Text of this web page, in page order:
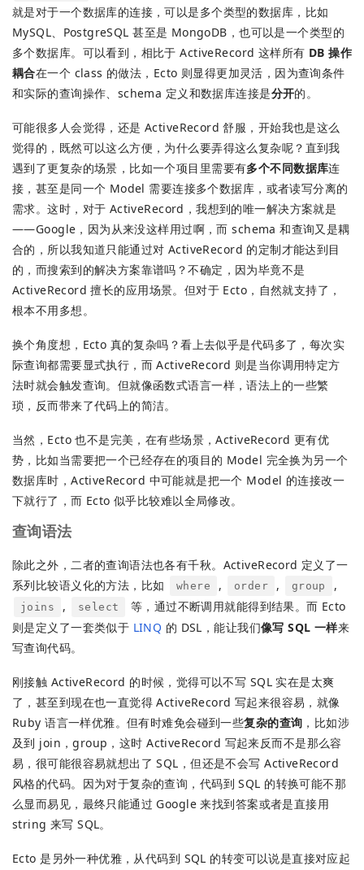
就是对于一个数据库的连接，可以是多个类型的数据库，比如
MySQL、PostgreSQL 甚至是 MongoDB，也可以是一个类型的
多个数据库。可以看到，相比于 ActiveRecord 这样所有 DB 操作
耦合在一个 class 的做法，Ecto 则显得更加灵活，因为查询条件
和实际的查询操作、schema 定义和数据库连接是分开的。
可能很多人会觉得，还是 ActiveRecord 舒服，开始我也是这么
觉得的，既然可以这么方便，为什么要弄得这么复杂呢？直到我
遇到了更复杂的场景，比如一个项目里需要有多个不同数据库连
接，甚至是同一个 Model 需要连接多个数据库，或者读写分离的
需求。这时，对于 ActiveRecord，我想到的唯一解决方案就是
——Google，因为从来没这样用过啊，而 schema 和查询又是耦
合的，所以我知道只能通过对 ActiveRecord 的定制才能达到目
的，而搜索到的解决方案靠谱吗？不确定，因为毕竟不是
ActiveRecord 擅长的应用场景。但对于 Ecto，自然就支持了，
根本不用多想。
换个角度想，Ecto 真的复杂吗？看上去似乎是代码多了，每次实
际查询都需要显式执行，而 ActiveRecord 则是当你调用特定方
法时就会触发查询。但就像函数式语言一样，语法上的一些繁
琐，反而带来了代码上的简洁。
当然，Ecto 也不是完美，在有些场景，ActiveRecord 更有优
势，比如当需要把一个已经存在的项目的 Model 完全换为另一个
数据库时，ActiveRecord 中可能就是把一个 Model 的连接改一
下就行了，而 Ecto 似乎比较难以全局修改。
查询语法
除此之外，二者的查询语法也各有千秋。ActiveRecord 定义了一
系列比较语义化的方法，比如
where , order , group ,
joins , select
等，通过不断调用就能得到结果。而 Ecto
则是定义了一套类似于 LINQ 的 DSL，能让我们像写 SQL 一样来
写查询代码。
刚接触 ActiveRecord 的时候，觉得可以不写 SQL 实在是太爽
了，甚至到现在也一直觉得 ActiveRecord 写起来很容易，就像
Ruby 语言一样优雅。但有时难免会碰到一些复杂的查询 ，比如涉
及到 join，group，这时 ActiveRecord 写起来反而不是那么容
易，很可能很容易就想出了 SQL，但还是不会写 ActiveRecord
风格的代码。因为对于复杂的查询，代码到 SQL 的转换可能不那
么显而易见，最终只能通过 Google 来找到答案或者是直接用
string 来写 SQL。
Ecto 是另外一种优雅，从代码到 SQL 的转变可以说是直接对应起